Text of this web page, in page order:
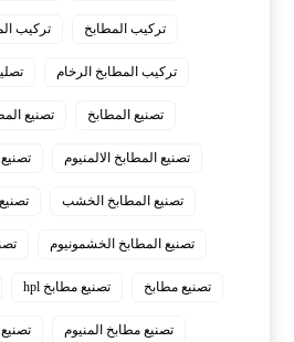
تركيب المطابخ تركيب
تركيب المطابخ الرخام
تصنيع المطابخ تصنيع
تصنيع المطابخ الالمنيوم
تصنيع المطابخ الخشب
تصنيع المطابخ الخشمونيوم
تصنيع مطابخ تصنيع مطابخ hpl
تصنيع مطابخ المنيوم